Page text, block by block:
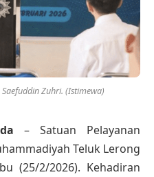
Zuhri. (Istimewa)
– Satuan Pelayanan
Teluk Lerong
(25/2/2026). Kehadiran